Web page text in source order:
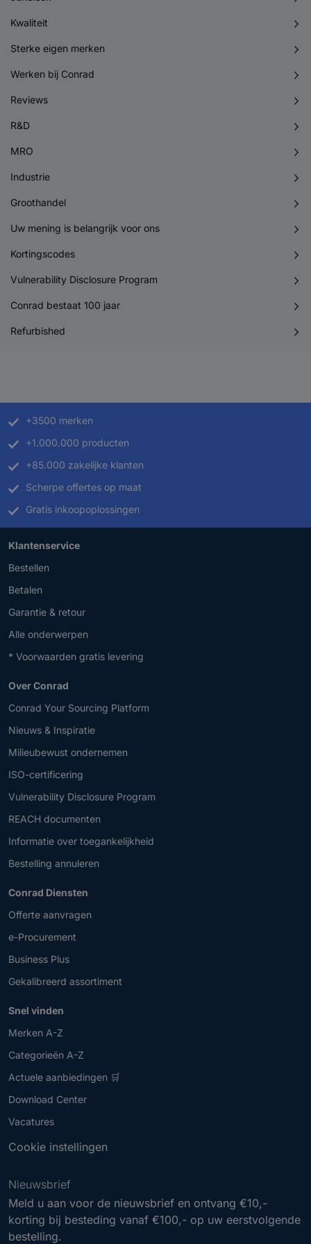
Kwaliteit
Sterke eigen merken
Werken bij Conrad
Reviews
R&D
MRO
Industrie
Groothandel
Uw mening is belangrijk voor ons
Kortingscodes
Vulnerability Disclosure Program
Conrad bestaat 100 jaar
Refurbished
+3500 merken
+1.000.000 producten
+85.000 zakelijke klanten
Scherpe offertes op maat
Gratis inkoopoplossingen
Klantenservice
Bestellen
Betalen
Garantie & retour
Alle onderwerpen
* Voorwaarden gratis levering
Over Conrad
Conrad Your Sourcing Platform
Nieuws & Inspiratie
Milieubewust ondernemen
ISO-certificering
Vulnerability Disclosure Program
REACH documenten
Informatie over toegankelijkheid
Bestelling annuleren
Conrad Diensten
Offerte aanvragen
e-Procurement
Business Plus
Gekalibreerd assortiment
Snel vinden
Merken A-Z
Categorieën A-Z
Actuele aanbiedingen 🛒
Download Center
Vacatures
Cookie instellingen
Nieuwsbrief
Meld u aan voor de nieuwsbrief en ontvang €10,-
korting bij besteding vanaf €100,- op uw eerstvolgende
bestelling.